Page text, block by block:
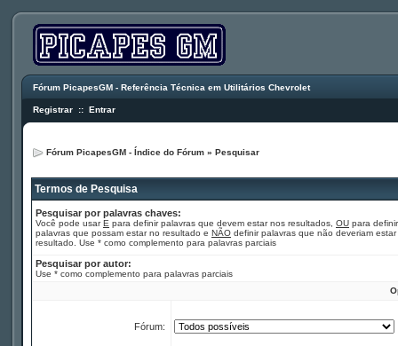
Fórum PicapesGM - Referência Técnica em Utilitários Chevrolet
Registrar :: Entrar
Fórum PicapesGM - Índice do Fórum » Pesquisar
Termos de Pesquisa
Pesquisar por palavras chaves:
Você pode usarE para definir palavras que devem estar nos resultados, OU para definir
palavras que possam estar no resultado e NÃO definir palavras que não deveriam
resultado. Use * como complemento para palavras parciais
Pesquisar por autor:
Use * como complemento para palavras parciais
Fórum: